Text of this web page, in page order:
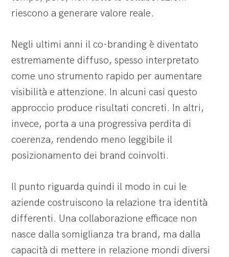
riescono a generare valore reale.
Negli ultimi anni il co-branding è diventato
estremamente diffuso, spesso interpretato
come uno strumento rapido per aumentare
visibilità e attenzione. In alcuni casi questo
approccio produce risultati concreti. In altri,
invece, porta a una progressiva perdita di
coerenza, rendendo meno leggibile il
posizionamento dei brand coinvolti.
Il punto riguarda quindi il modo in cui le
aziende costruiscono la relazione tra identità
differenti. Una collaborazione efficace non
nasce dalla somiglianza tra brand, ma dalla
capacità di mettere in relazione mondi diversi